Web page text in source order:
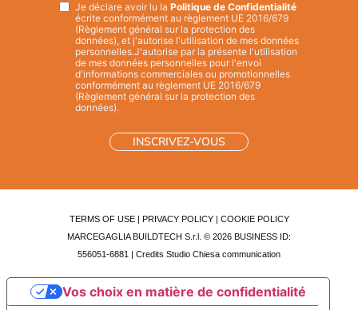
Privacy*
Je déclare avoir lu la Politique de Confidentialité
écrite conformément au règlement UE 2016/679
(Règlement général sur la protection des
données), et j'autorise l'utilisation de mes données
personnelles.J'autorise par la présente l'utilisation
de mes données personnelles pour l'envoi
d'informations commerciales ou promotionnelles
conformément au règlement UE 2016/679
(Règlement général sur la protection des
données).
TERMS OF USE| PRIVACY POLICY| COOKIE POLICY
MARCEGAGLIA BUILDTECH S.r.l. © 2026 BUSINESS ID:
556051-6881 | Credits Studio Chiesa communication
Vos choix en matière de confidentialité